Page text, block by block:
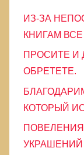
к
и
ИЗ-ЗА
КНИГАМ
ПРОСИТЕ И
ОБРЕТЕТЕ.
КОТОРЫЙ
УКРАШЕНИЙ